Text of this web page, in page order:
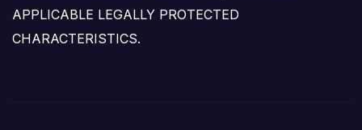
APPLICABLE LEGALLY PROTECTED
CHARACTERISTICS.